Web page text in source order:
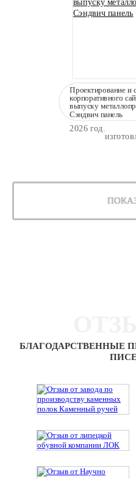
Проектирование и
корпоративного
выпуску
Сэндвич панель
2026 год.
БЛАГОДАРСТВЕННЫЕ